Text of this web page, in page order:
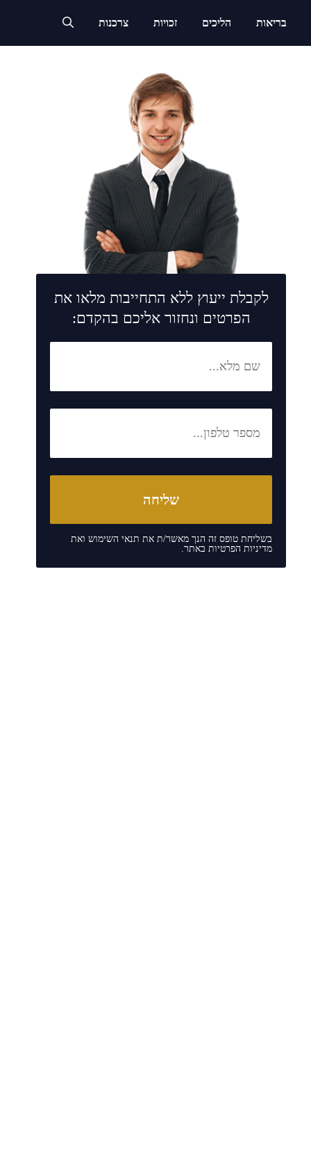
בריאות הליכים זכויות צרכנות
לקבלת ייעוץ ללא התחייבות מלאו את
הפרטים ונחזור אליכם בהקדם:
בשליחת טופס זה הנך מאשר/ת את תנאי השימושואת
מדיניות הפרטיותבאתר.